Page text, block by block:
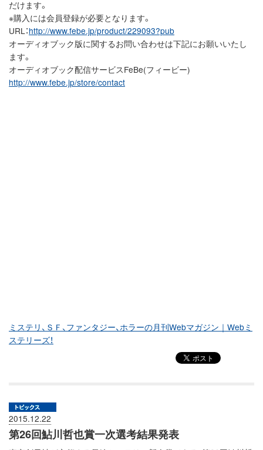
だけます。
※購入には会員登録が必要となります。
URL：http://www.febe.jp/product/229093?pub
オーディオブック版に関するお問い合わせは下記にお願いいたし
ます。
オーディオブック配信サービスFeBe(フィービー)
http://www.febe.jp/store/contact
ミステリ、ＳＦ、ファンタジー、ホラーの月刊Webマガジン｜Webミ
ステリーズ！
2015.12.22
第26回鮎川哲也賞一次選考結果発表